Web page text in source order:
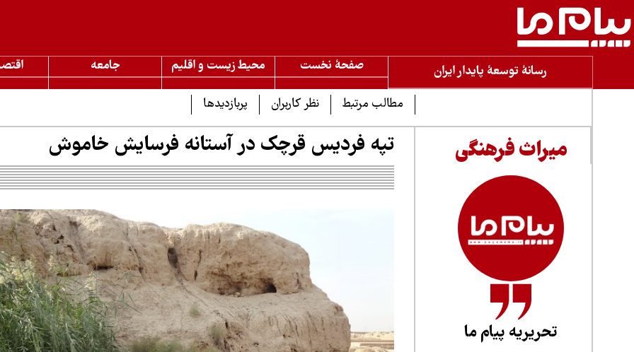
رسانۀ توسعۀ پایدار ایران صفحۀ نخست محیط زیست و اقلیم جامعه
مطالب مرتبط نظر کاربران پربازدیدها
میراث فرهنگی
تحریریه پیام ما
تپه فردیس قرچک در آستانه فرسایش خاموش